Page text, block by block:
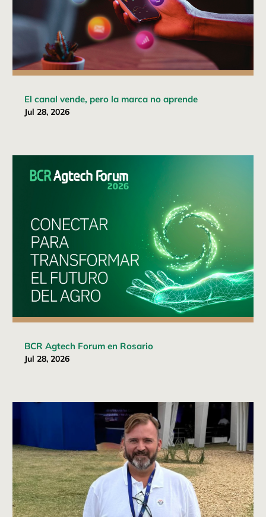
El canal vende, pero la marca no aprende
Jul 28, 2026
BCR Agtech Forum en Rosario
Jul 28, 2026